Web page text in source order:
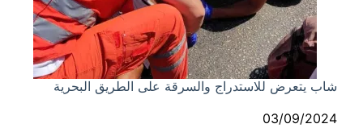
شاب يتعرض للاستدراج والسرقة على الطريق البحرية
التاريخ
03/09/2024